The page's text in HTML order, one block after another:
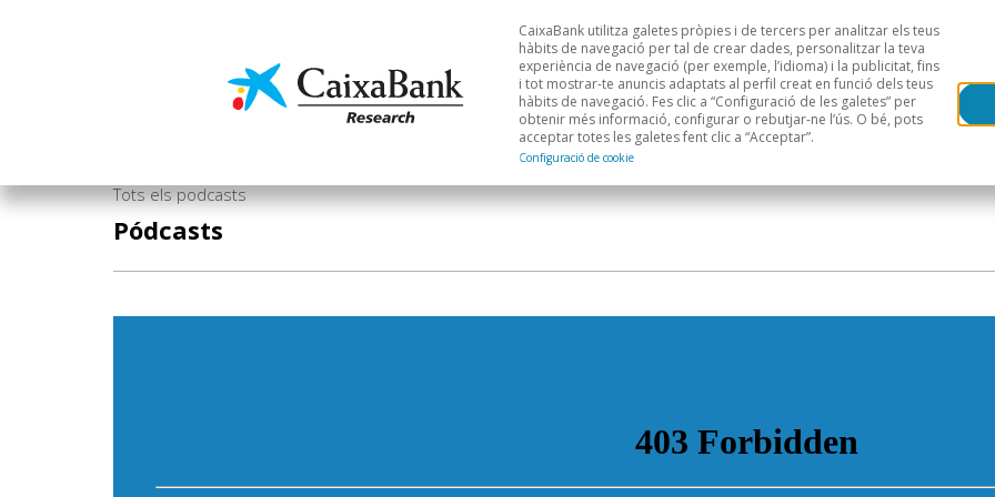
Economia i mercats Anàlisi sectorial Àrees geogràfiques
CaixaBank utilitza galetes pròpies i de tercers per analitzar els teus
hàbits de navegació per tal de crear dades, personalitzar la teva
experiència de navegació (per exemple, l’idioma) i la publicitat, fins
i tot mostrar-te anuncis adaptats al perfil creat en funció dels teus
hàbits de navegació. Fes clic a “Configuració de les galetes” per
obtenir més informació, configurar o rebutjar-ne l’ús. O bé, pots
acceptar totes les galetes fent clic a “Acceptar”.
Configuració de cookie
Tots els podcasts
Pódcasts